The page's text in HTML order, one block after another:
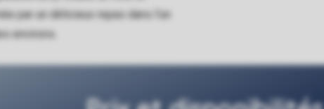
par un délicieux repas dans l'un
environs.